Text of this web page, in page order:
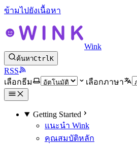
ข้ามไปยังเนื้อหา
Wink
ค้นหาCtrlK
RSS
เลือกธีม
เลือกภาษา
Getting Started
แนะนำ Wink
คุณสมบัติหลัก